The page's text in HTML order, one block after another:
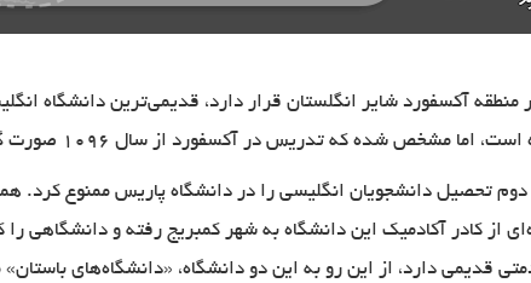
آکسفورد شایر انگلستان قرار دارد، قدیمی‌ترین دانشگاه
در آکسفورد از سال 1096 صورت گرفت و از قرن دوازدهم به بعد مرتب گسترش پیدا کرد.
تحصیل دانشجویان انگلیسی را در دانشگاه پاریس ممنوع کرد.
پدیدار شد، عده‌ای از کادر آکادمیک این دانشگاه به شهر کمبریج رفته و
قدیمی دارد، از این رو به این دو دانشگاه، «دانشگاه‌های باستان»